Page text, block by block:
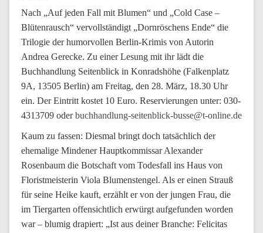
Nach „Auf jeden Fall mit Blumen“ und „Cold Case –
Blütenrausch“ vervollständigt „Dornröschens Ende“ die
Trilogie der humorvollen Berlin-Krimis von Autorin
Andrea Gerecke. Zu einer Lesung mit ihr lädt die
Buchhandlung Seitenblick in Konradshöhe (Falkenplatz
9A, 13505 Berlin) am Freitag, den 28. März, 18.30 Uhr
ein. Der Eintritt kostet 10 Euro. Reservierungen unter: 030-
4313709 oderbuchhandlung-seitenblick-busse@t-online.de
Kaum zu fassen: Diesmal bringt doch tatsächlich der
ehemalige Mindener Hauptkommissar Alexander
Rosenbaum die Botschaft vom Todesfall ins Haus von
Floristmeisterin Viola Blumenstengel. Als er einen Strauß
für seine Heike kauft, erzählt er von der jungen Frau, die
im Tiergarten offensichtlich erwürgt aufgefunden worden
war – blumig drapiert: „Ist aus deiner Branche: Felicitas